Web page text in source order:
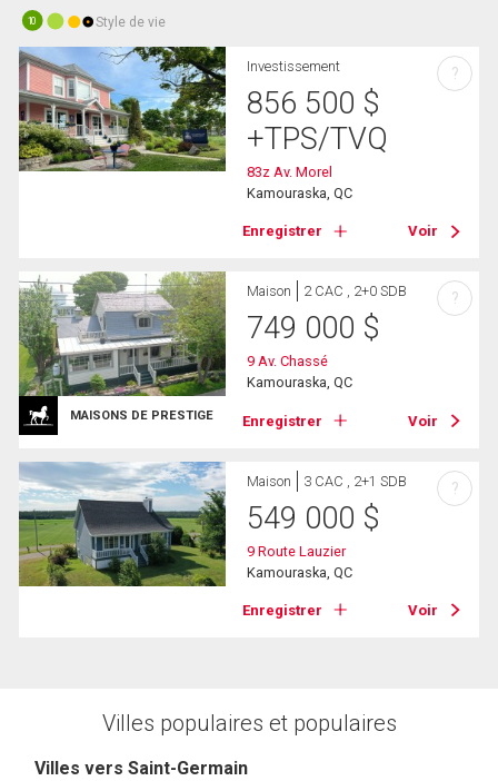
10 Style de vie
Investissement
856 500 $
+TPS/TVQ
83z Av. Morel
Kamouraska, QC
Enregistrer Voir
?
MAISONS DE PRESTIGE
Maison 2 CAC , 2+0 SDB
749 000 $
9 Av. Chassé
Kamouraska, QC
Enregistrer Voir
?
Maison 3 CAC , 2+1 SDB
549 000 $
9 Route Lauzier
Kamouraska, QC
Enregistrer Voir
?
Villes populaires et populaires
Villes vers Saint-Germain